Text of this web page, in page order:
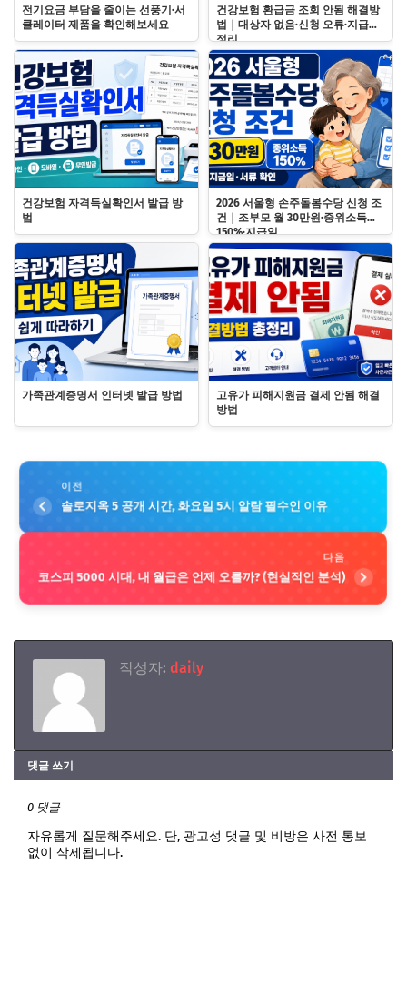
전기요금 부담을 줄이는 선풍기·서
큘레이터 제품을 확인해보세요
건강보험 환급금 조회 안됨 해결방
법｜대상자 없음·신청 오류·지급일
정리
건강보험 자격득실확인서 발급 방
법
2026 서울형 손주돌봄수당 신청 조
건｜조부모 월 30만원·중위소득
150%·지급일
가족관계증명서 인터넷 발급 방법
고유가 피해지원금 결제 안됨 해결
방법
이전
솔로지옥 5 공개 시간, 화요일 5시 알람 필수인 이유
다음
코스피 5000 시대, 내 월급은 언제 오를까? (현실적인 분석)
작성자: daily
댓글 쓰기
0 댓글
자유롭게 질문해주세요. 단, 광고성 댓글 및 비방은 사전 통보
없이 삭제됩니다.